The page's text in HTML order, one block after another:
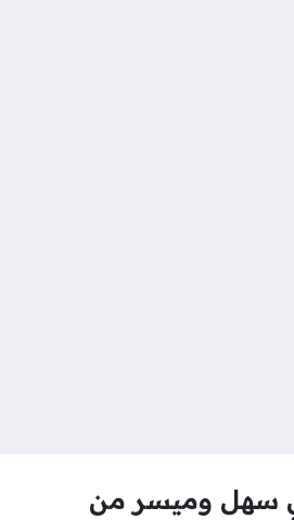
سهل وميسر من